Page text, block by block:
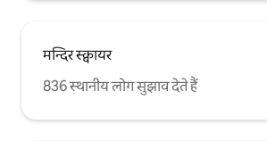
मन्दिर स्क्वायर
836 स्थानीय लोग सुझाव देते हैं